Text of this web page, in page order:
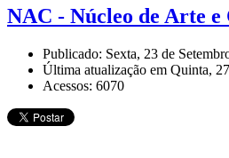
NAC - Núcleo de Arte
Publicado: Sexta, 23 de
Última atualização em Quinta,
Acessos: 6070